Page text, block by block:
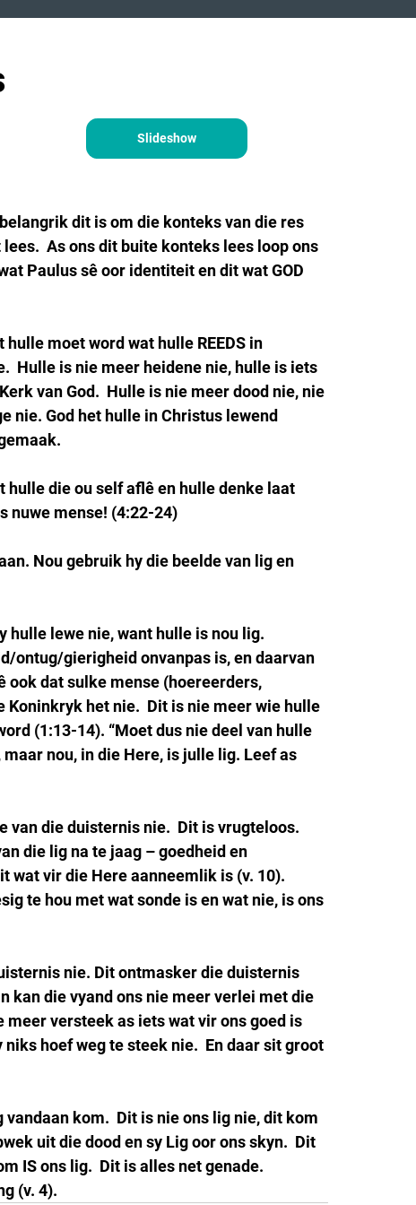
Slideshow
dit is om die konteks van die res
As ons dit buite konteks lees loop ons
Paulus sê oor identiteit en dit wat GOD
moet word wat hulle REEDS in
Hulle is nie meer heidene nie, hulle is iets
van God.  Hulle is nie meer dood nie, nie
nie. God het hulle in Christus lewend
hulle die ou self aflê en hulle denke laat
nuwe mense! (4:22-24)
Nou gebruik hy die beelde van lig en
hulle lewe nie, want hulle is nou lig.
ontug/gierigheid onvanpas is, en daarvan
ook dat sulke mense (hoereerders,
Koninkryk het nie.  Dit is nie meer wie hulle
(1:13-14). “Moet dus nie deel van hulle
nou, in die Here, is julle lig. Leef as
van die duisternis nie.  Dit is vrugteloos.
die lig na te jaag – goedheid en
wat vir die Here aanneemlik is (v. 10).
te hou met wat sonde is en wat nie, is ons
nie. Dit ontmasker die duisternis
kan die vyand ons nie meer verlei met die
versteek as iets wat vir ons goed is
hoef weg te steek nie.  En daar sit groot
kom.  Dit is nie ons lig nie, dit kom
uit die dood en sy Lig oor ons skyn.  Dit
IS ons lig.  Dit is alles net genade.
(v. 4).